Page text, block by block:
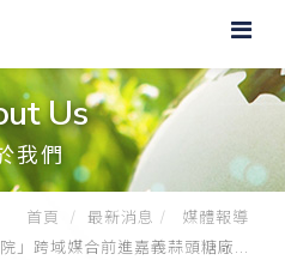
Us
我們
首頁 最新消息
媒體報導
院」跨域媒合前進嘉義蒜頭糖廠...